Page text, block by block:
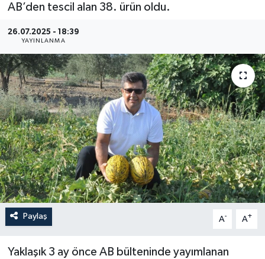
AB’den tescil alan 38. ürün oldu.
26.07.2025 - 18:39
YAYINLANMA
Paylaş A- A+
Yaklaşık 3 ay önce AB bülteninde yayımlanan
Programlar
SPOR
YAŞAM